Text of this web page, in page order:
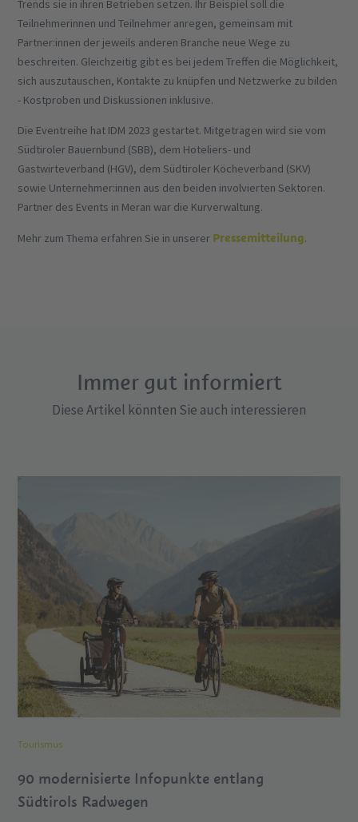
Trends sie in ihren Betrieben setzen. Ihr Beispiel soll die
Teilnehmerinnen und Teilnehmer anregen, gemeinsam mit
Partner:innen der jeweils anderen Branche neue Wege zu
beschreiten. Gleichzeitig gibt es bei jedem Treffen die Möglichkeit,
sich auszutauschen, Kontakte zu knüpfen und Netzwerke zu bilden
- Kostproben und Diskussionen inklusive.
Die Eventreihe hat IDM 2023 gestartet. Mitgetragen wird sie vom
Südtiroler Bauernbund (SBB), dem Hoteliers- und
Gastwirteverband (HGV), dem Südtiroler Köcheverband (SKV)
sowie Unternehmer:innen aus den beiden involvierten Sektoren.
Partner des Events in Meran war die Kurverwaltung.
Mehr zum Thema erfahren Sie in unserer Pressemitteilung.
Immer gut informiert
Diese Artikel könnten Sie auch interessieren
Tourismus
90 modernisierte Infopunkte entlang
Südtirols Radwegen